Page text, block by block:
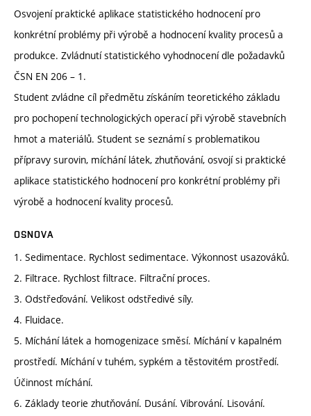
Osvojení praktické aplikace statistického hodnocení pro
konkrétní problémy při výrobě a hodnocení kvality procesů a
produkce. Zvládnutí statistického vyhodnocení dle požadavků
ČSN EN 206 – 1.
Student zvládne cíl předmětu získáním teoretického základu
pro pochopení technologických operací při výrobě stavebních
hmot a materiálů. Student se seznámí s problematikou
přípravy surovin, míchání látek, zhutňování, osvojí si praktické
aplikace statistického hodnocení pro konkrétní problémy při
výrobě a hodnocení kvality procesů.
OSNOVA
1. Sedimentace. Rychlost sedimentace. Výkonnost usazováků.
2. Filtrace. Rychlost filtrace. Filtrační proces.
3. Odstřeďování. Velikost odstředivé síly.
4. Fluidace.
5. Míchání látek a homogenizace směsí. Míchání v kapalném
prostředí. Míchání v tuhém, sypkém a těstovitém prostředí.
Účinnost míchání.
6. Základy teorie zhutňování. Dusání. Vibrování. Lisování.